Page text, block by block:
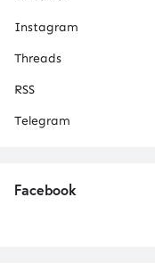
Instagram
Threads
RSS
Telegram
Facebook